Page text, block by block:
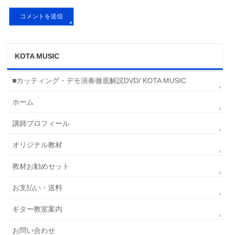
KOTA MUSIC
■カッティング・デモ演奏徹底解説DVD/ KOTA MUSIC
ホーム
講師プロフィール
オリジナル教材
教材お勧めセット
お支払い・送料
ギター教室案内
お問い合わせ